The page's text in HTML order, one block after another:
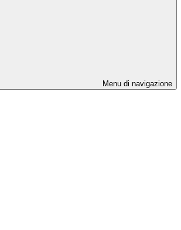
Menu di navigazione